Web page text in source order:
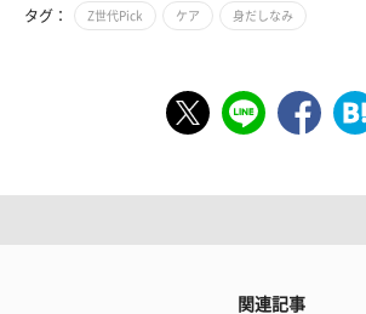
タグ： Z世代Pick ケア 身だしなみ
関連記事